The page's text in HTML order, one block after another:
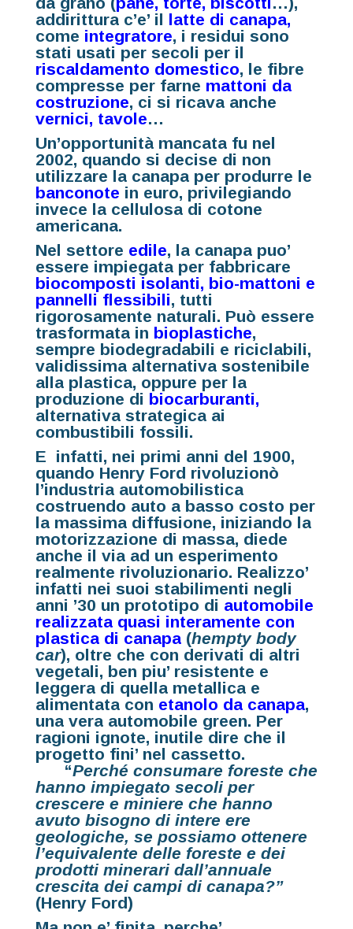
addirittura c’e’ il latte di canapa,
come integratore, i residui sono
stati usati per secoli per il
riscaldamento domestico, le fibre
compresse per farne mattoni da
costruzione, ci si ricava anche
vernici, tavole…
Un’opportunità mancata fu nel
2002, quando si decise di non
utilizzare la canapa per produrre le
banconote in euro, privilegiando
invece la cellulosa di cotone
americana.
Nel settore edile, la canapa puo’
essere impiegata per fabbricare
biocomposti isolanti, bio-mattoni e
pannelli flessibili, tutti
rigorosamente naturali. Può essere
trasformata in bioplastiche,
sempre biodegradabili e riciclabili,
validissima alternativa sostenibile
alla plastica, oppure per la
produzione di biocarburanti,
alternativa strategica ai
combustibili fossili.
E infatti, nei primi anni del 1900,
quando Henry Ford rivoluzionò
l’industria automobilistica
costruendo auto a basso costo per
la massima diffusione, iniziando la
motorizzazione di massa, diede
anche il via ad un esperimento
realmente rivoluzionario. Realizzo’
infatti nei suoi stabilimenti negli
anni ’30 un prototipo di automobile
realizzata quasi interamente con
plastica di canapa(hempty body
car), oltre che con derivati di altri
vegetali, ben piu’ resistente e
leggera di quella metallica e
alimentata con etanolo da canapa,
una vera automobile green. Per
ragioni ignote, inutile dire che il
progetto fini’ nel cassetto.
“Perché consumare foreste che
hanno impiegato secoli per
crescere e miniere che hanno
avuto bisogno di intere ere
geologiche, se possiamo ottenere
l’equivalente delle foreste e dei
prodotti minerari dall’annuale
crescita dei campi di canapa?”
(Henry Ford)